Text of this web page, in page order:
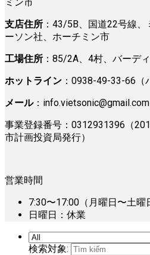
支店住所 ：43/5B、国道22号線
ーソン社、ホーチミン市
工場住所 ：85/2A、4村、バーデ
ホットライン ：0938-49-33-66（
メール： info.vietsonic@gmail.com
事業登録番号：0312931396（
市計画投資局発行）
営業時間
7:30〜17:00（月曜日〜土曜
日曜日：休業
検索対象: